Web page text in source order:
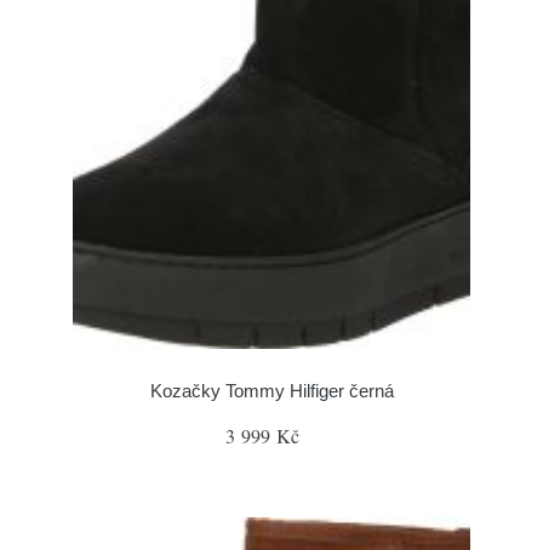
Kozačky Tommy Hilfiger černá
3 999 Kč